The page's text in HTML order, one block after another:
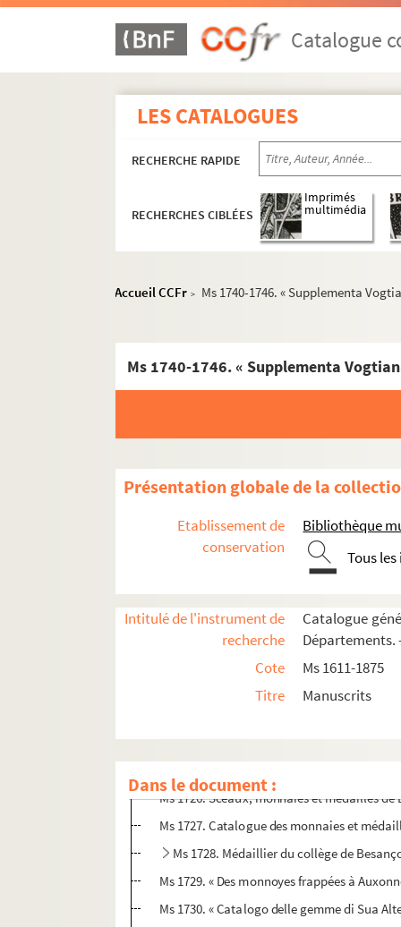
Catalogue
LES CATALOGUES
RECHERCHE RAPIDE
RECHERCHES CIBLÉES
Imprimés
multimédia
Accueil CCFr > Ms 1740-1746. « Supplementa
Présentation globale de la
Etablissement de
conservation
Bibliothèque
Tous
Intitulé de l'instrument de
recherche
Catalogue
Départements.
Cote
Ms 1611-1875
Titre
Manuscrits
Dans le document :
Ms 1611 à 1651. Histoire de Besançon
Ms 1652 à 1675. Histoire de la Franche-Comté
Ms 1676 à 1719. Histoire de la noblesse,
Ms 1720 à 1752. Histoire du livre, numismatique
Ms 1720-1721. « Lettres de l'auteur des
Ms 1723-1724. Catalogues du
Ms 1726. Sceaux, monnaies et médailles de
Ms 1727. Catalogue des monnaies et
Ms 1728. Médaillier du collège de
Ms 1729. « Des monnoyes frappées à
Ms 1730. « Catalogo delle gemme di Sua